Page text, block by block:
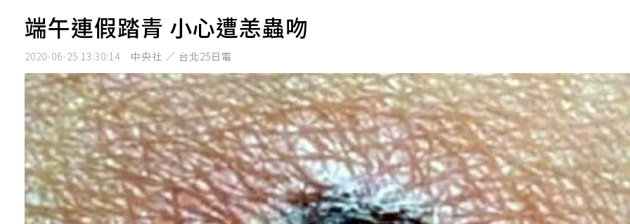
端午連假踏青 小心遭恙蟲吻
2020-06-25 13:30:14 中央社 ／ 台北25日電